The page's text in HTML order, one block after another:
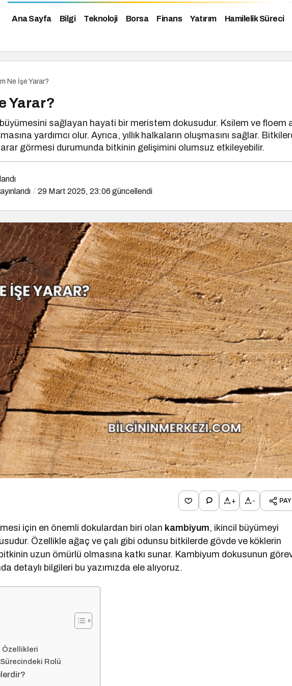
Ana Sayfa Bilgi Teknoloji Borsa Finans Yatırım Hamilelik Süreci
Ne İşe Yarar?
Yarar?
sağlayan hayati bir meristem dokusudur. Ksilem ve floem
yardımcı olur. Ayrıca, yıllık halkaların oluşmasını sağlar.
görmesi durumunda bitkinin gelişimini olumsuz etkileyebilir.
29 Mart 2025, 23:06 güncellendi
+ -
için en önemli dokulardan biri olan kambiyum, ikincil büyümeyi
Özellikle ağaç ve çalı gibi odunsu bitkilerde gövde ve köklerin
uzun ömürlü olmasına katkı sunar. Kambiyum dokusunun
detaylı bilgileri bu yazımızda ele alıyoruz.
Özellikleri
Rolü